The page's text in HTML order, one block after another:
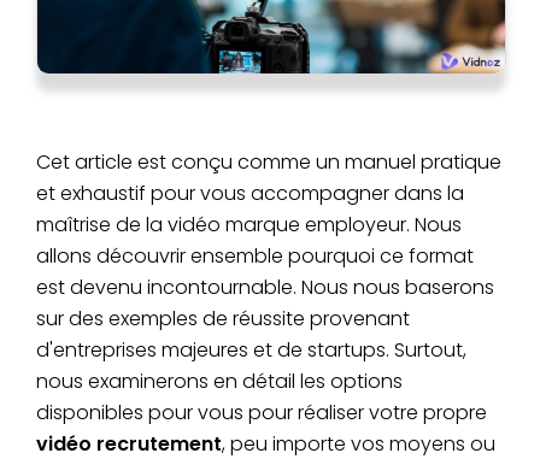
Cet article est conçu comme un manuel pratique
et exhaustif pour vous accompagner dans la
maîtrise de la vidéo marque employeur. Nous
allons découvrir ensemble pourquoi ce format
est devenu incontournable. Nous nous baserons
sur des exemples de réussite provenant
d'entreprises majeures et de startups. Surtout,
nous examinerons en détail les options
disponibles pour vous pour réaliser votre propre
vidéo recrutement, peu importe vos moyens ou